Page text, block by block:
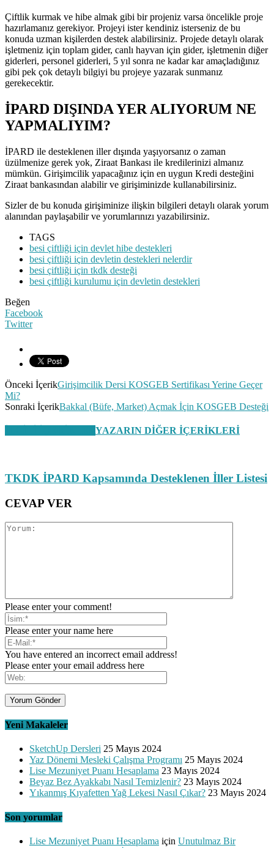
Çiftlik kurmak ve hibe almak gibi bir projeniz varsa öncelikle proje
hazırlamanız gerekiyor. Projeyi ister kendiniz isterseniz de bu
konuda uzman kişilerden destek alabilirsiniz. Projede detaylı olarak
işletmeniz için toplam gider, canlı hayvan için gider, işletmenin diğer
giderleri, personel giderleri, 5 yıl sonra ne kadar kar amaçladığınız
gibi pek çok detaylı bilgiyi bu projeye yazarak sunmanız
gerekecektir.
İPARD DIŞINDA YER ALIYORUM NE
YAPMALIYIM?
İPARD ile desteklenen iller dışında yaşıyorsanız o zaman
üzülmenize gerek yok, Ziraat Bankası ile kredilerinizi almanız
mümkün. Girişimcilik yapacağınız için en uygun Kredi desteğini
Ziraat bankasından alabilir ve girişiminizde kullanabilirsiniz.
Sizler de bu konuda girişiminize ilişkin bilgileri detaylı olarak yorum
alanından paylaşabilir ve yorumlarınızı yazabilirsiniz.
TAGS
besi çiftliği için devlet hibe destekleri
besi çiftliği için devletin destekleri nelerdir
besi çiftliği için tkdk desteği
besi çiftliği kurulumu için devletin destekleri
Beğen
Facebook
Twitter
Önceki İçerikGirişimcilik Dersi KOSGEB Sertifikası Yerine Geçer
Mi?
Sonraki İçerikBakkal (Büfe, Market) Açmak İçin KOSGEB Desteği
YAZARIN DİĞER İÇERİKLERİ
TKDK İPARD Kapsamında Desteklenen İller Listesi
CEVAP VER
Please enter your comment!
Please enter your name here
You have entered an incorrect email address!
Please enter your email address here
Yeni Makaleler
SketchUp Dersleri 25 Mayıs 2024
Yaz Dönemi Mesleki Çalışma Programı 25 Mayıs 2024
Lise Mezuniyet Puanı Hesaplama 23 Mayıs 2024
Beyaz Bez Ayakkabı Nasıl Temizlenir? 23 Mayıs 2024
Yıkanmış Kıyafetten Yağ Lekesi Nasıl Çıkar? 23 Mayıs 2024
Son yorumlar
Lise Mezuniyet Puanı Hesaplama için Unutulmaz Bir